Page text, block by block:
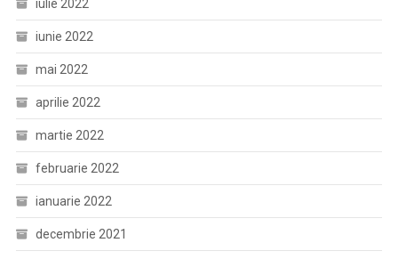
iulie 2022
iunie 2022
mai 2022
aprilie 2022
martie 2022
februarie 2022
ianuarie 2022
decembrie 2021